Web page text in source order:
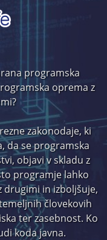
programska
oprema z
zakonodaje, ki
da se programska
objavi v skladu z
programje lahko
drugimi in izboljšuje,
človekovih
ter zasebnost. Ko
koda javna.